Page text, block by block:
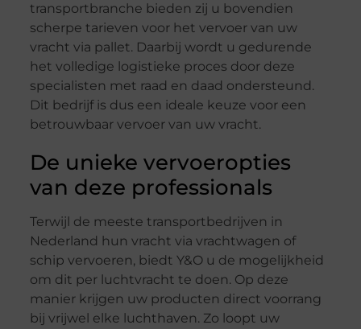
transportbranche bieden zij u bovendien
scherpe tarieven voor het vervoer van uw
vracht via pallet. Daarbij wordt u gedurende
het volledige logistieke proces door deze
specialisten met raad en daad ondersteund.
Dit bedrijf is dus een ideale keuze voor een
betrouwbaar vervoer van uw vracht.
De unieke vervoeropties
van deze professionals
Terwijl de meeste transportbedrijven in
Nederland hun vracht via vrachtwagen of
schip vervoeren, biedt Y&O u de mogelijkheid
om dit per luchtvracht te doen. Op deze
manier krijgen uw producten direct voorrang
bij vrijwel elke luchthaven. Zo loopt uw